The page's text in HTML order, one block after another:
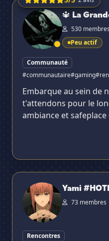
🔱 La Grande Armada 🔱
🔱 La
530 membres
Peu actif
Communauté
#communautaire#gaming
Embarque au sein de
t'attendons pour le
ambiance et
Yami #HOTELCOMEBACK
Yami
73 membres
Rencontres